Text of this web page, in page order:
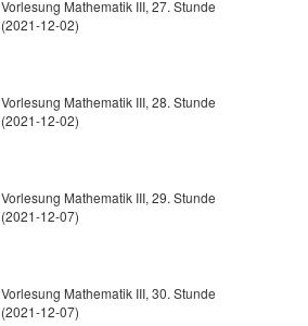
Vorlesung Mathematik III, 27. Stunde
(2021-12-02)
Vorlesung Mathematik III, 28. Stunde
(2021-12-02)
Vorlesung Mathematik III, 29. Stunde
(2021-12-07)
Vorlesung Mathematik III, 30. Stunde
(2021-12-07)